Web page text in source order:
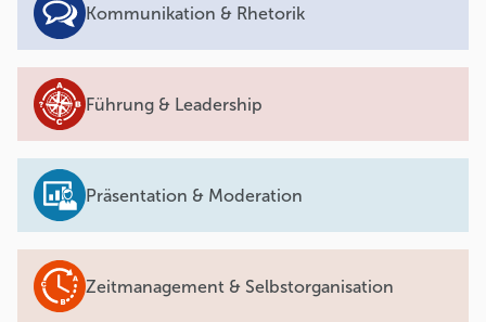
Kommunikation & Rhetorik
Führung & Leadership
Präsentation & Moderation
Zeitmanagement & Selbstorganisation